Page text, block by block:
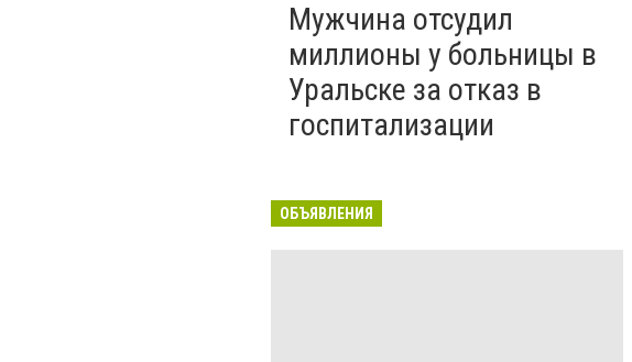
Мужчина отсудил
миллионы у больницы в
Уральске за отказ в
госпитализации
ОБЪЯВЛЕНИЯ